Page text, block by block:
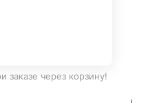
заказе через корзину!